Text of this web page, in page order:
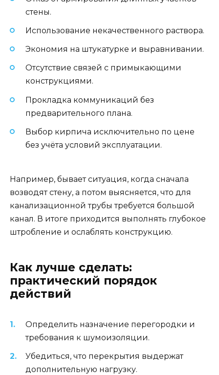
стены.
Использование некачественного раствора.
Экономия на штукатурке и выравнивании.
Отсутствие связей с примыкающими
конструкциями.
Прокладка коммуникаций без
предварительного плана.
Выбор кирпича исключительно по цене
без учёта условий эксплуатации.
Например, бывает ситуация, когда сначала
возводят стену, а потом выясняется, что для
канализационной трубы требуется большой
канал. В итоге приходится выполнять глубокое
штробление и ослаблять конструкцию.
Как лучше сделать:
практический порядок
действий
Определить назначение перегородки и
требования к шумоизоляции.
Убедиться, что перекрытия выдержат
дополнительную нагрузку.